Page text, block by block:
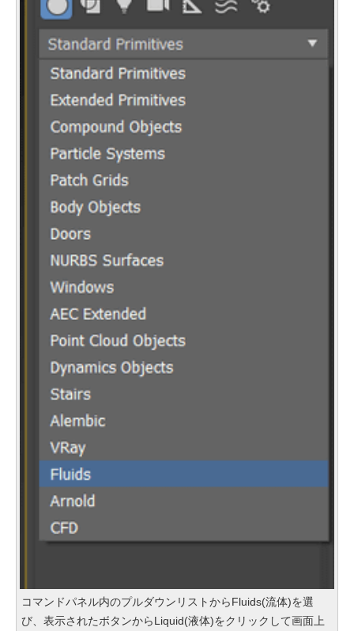
コマンドパネル内のプルダウンリストからFluids(流体)を選
び、表示されたボタンからLiquid(液体)をクリックして画面上